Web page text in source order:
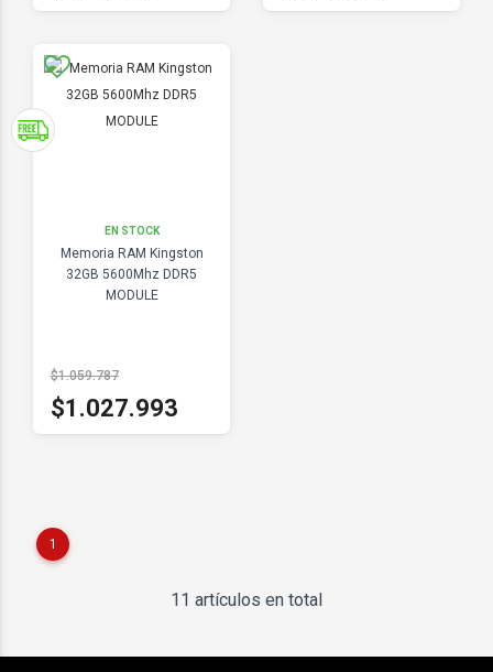
EN STOCK
Memoria RAM Kingston
32GB 5600Mhz DDR5
MODULE
$1.059.787
$1.027.993
1
11 artículos en total